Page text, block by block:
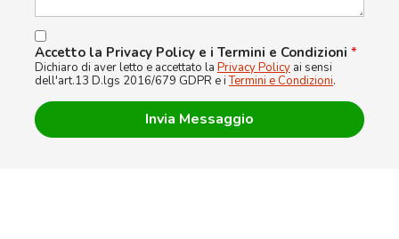
Accetto la Privacy Policy e i Termini e Condizioni *
Dichiaro di aver letto e accettato la Privacy Policy ai sensi
dell'art.13 D.lgs 2016/679 GDPR e iTermini e Condizioni.